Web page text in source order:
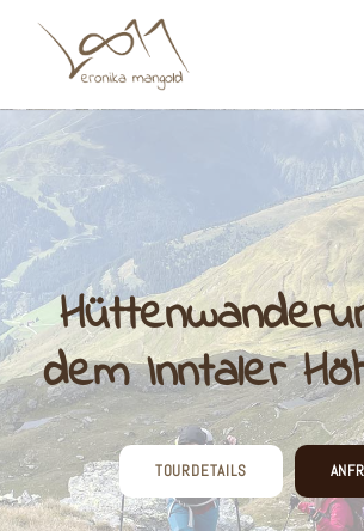
dem Inntaler
TOURDETAILS